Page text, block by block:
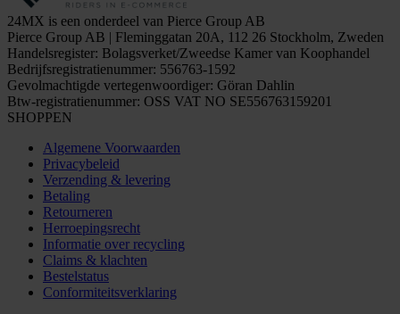
24MX is een onderdeel van Pierce Group AB
Pierce Group AB | Fleminggatan 20A, 112 26 Stockholm, Zweden
Handelsregister: Bolagsverket/Zweedse Kamer van Koophandel
Bedrijfsregistratienummer: 556763-1592
Gevolmachtigde vertegenwoordiger: Göran Dahlin
Btw-registratienummer: OSS VAT NO SE556763159201
SHOPPEN
Algemene Voorwaarden
Privacybeleid
Verzending & levering
Betaling
Retourneren
Herroepingsrecht
Informatie over recycling
Claims & klachten
Bestelstatus
Conformiteitsverklaring